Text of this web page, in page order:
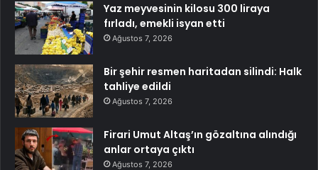
Yaz meyvesinin kilosu 300 liraya
fırladı, emekli isyan etti
Ağustos 7, 2026
Bir şehir resmen haritadan silindi: Halk
tahliye edildi
Ağustos 7, 2026
Firari Umut Altaş’ın gözaltına alındığı
anlar ortaya çıktı
Ağustos 7, 2026